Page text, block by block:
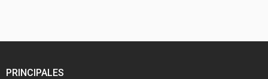
PRINCIPALES